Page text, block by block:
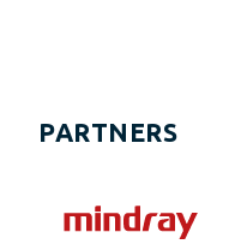
PARTNERS